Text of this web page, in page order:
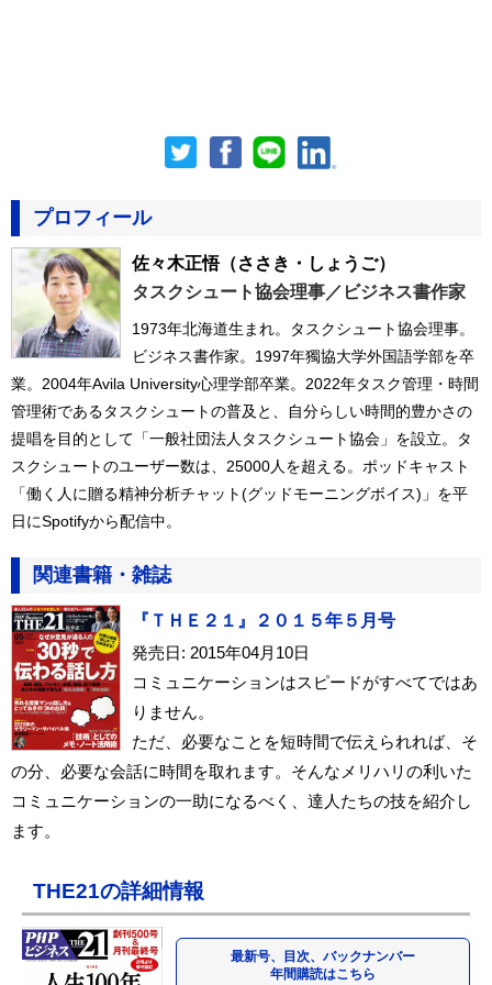
プロフィール
佐々木正悟（ささき・しょうご）
タスクシュート協会理事／ビジネス書作家
1973年北海道生まれ。タスクシュート協会理事。
ビジネス書作家。1997年獨協大学外国語学部を卒
業。2004年Avila University心理学部卒業。2022年タスク管理・時間
管理術であるタスクシュートの普及と、自分らしい時間的豊かさの
提唱を目的として「一般社団法人タスクシュート協会」を設立。タ
スクシュートのユーザー数は、25000人を超える。ポッドキャスト
「働く人に贈る精神分析チャット(グッドモーニングボイス)」を平
日にSpotifyから配信中。
関連書籍・雑誌
『ＴＨＥ２１』２０１５年５月号
発売日: 2015年04月10日
コミュニケーションはスピードがすべてではあ
りません。
ただ、必要なことを短時間で伝えられれば、そ
の分、必要な会話に時間を取れます。そんなメリハリの利いた
コミュニケーションの一助になるべく、達人たちの技を紹介し
ます。
THE21の詳細情報
最新号、目次、バックナンバー
年間購読はこちら